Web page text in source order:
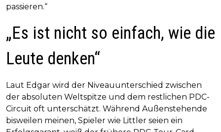
passieren.“
„Es ist nicht so einfach, wie die
Leute denken“
Laut Edgar wird der Niveauunterschied zwischen
der absoluten Weltspitze und dem restlichen PDC-
Circuit oft unterschätzt. Während Außenstehende
bisweilen meinen, Spieler wie Littler seien ein